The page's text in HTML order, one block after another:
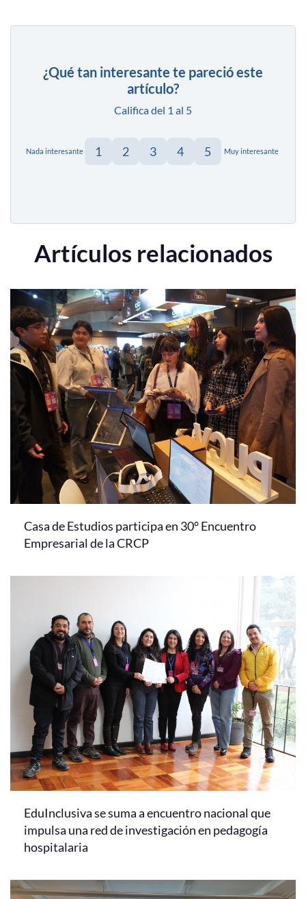
¿Qué tan interesante te pareció este
artículo?
Califica del 1 al 5
Nada interesante 1 2 3 4 5 Muy interesante
Artículos relacionados
Casa de Estudios participa en 30° Encuentro
Empresarial de la CRCP
EduInclusiva se suma a encuentro nacional que
impulsa una red de investigación en pedagogía
hospitalaria